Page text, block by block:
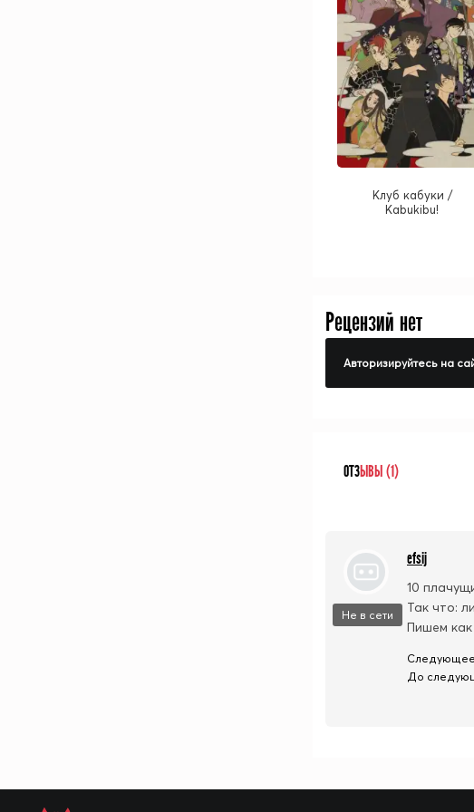
Клуб кабуки /
Kabukibu!
Рецензий нет
Авторизируйтесь на
ОТЗЫВЫ (1)
Не в сети
efsij
10
Так что:
Пишем
Следующее
До